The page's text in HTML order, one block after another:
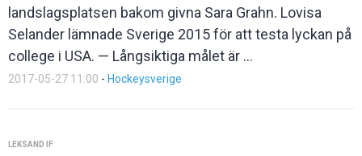
landslagsplatsen bakom givna Sara Grahn. Lovisa
Selander lämnade Sverige 2015 för att testa lyckan på
college i USA. — Långsiktiga målet är ...
2017-05-27 11:00 - Hockeysverige
LEKSAND IF